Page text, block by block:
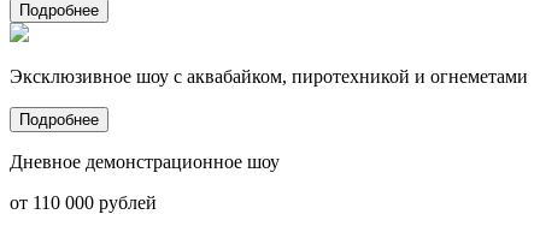
Подробнее
Эксклюзивное шоу с аквабайком, пиротехникой и огнеметами
Подробнее
Дневное демонстрационное шоу
от 110 000 рублей